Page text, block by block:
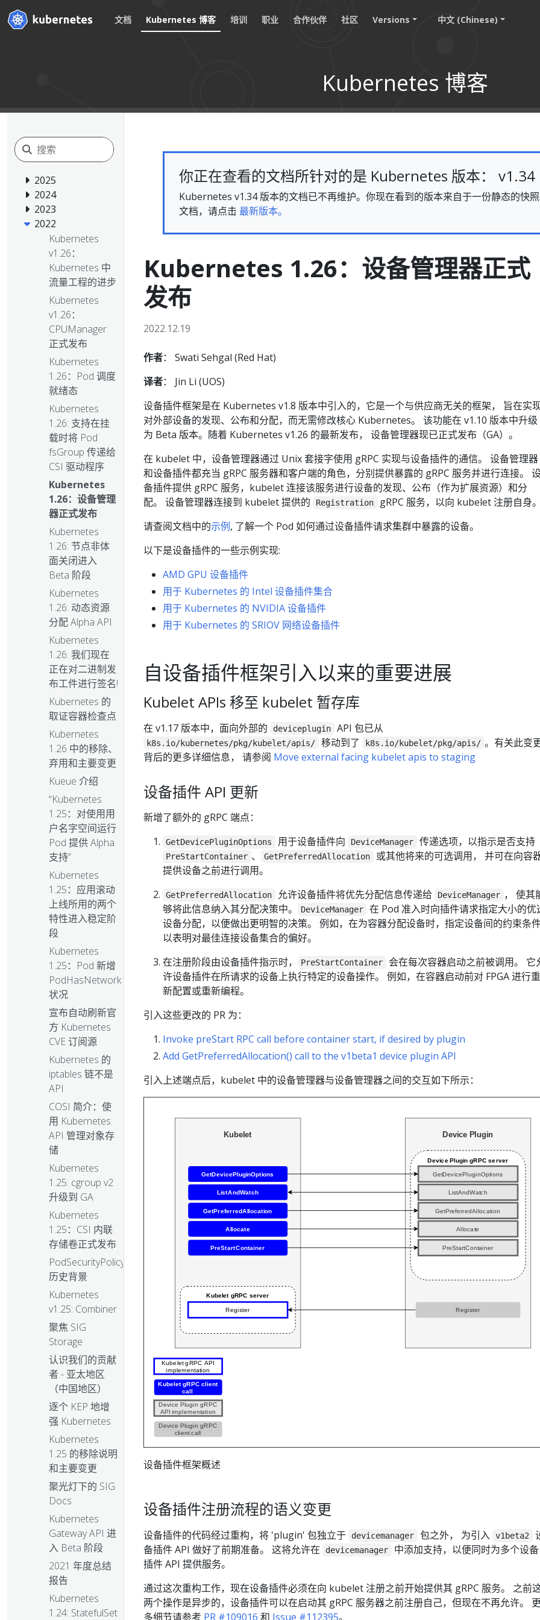
文档 Kubernetes 博客 培训 职业 合作伙伴 社区 Versions 中文 (Chinese)
Kubernetes 博客
2025
2024
2023
2022
Kubernetes
v1.26：
Kubernetes 中
流量工程的进步
Kubernetes
v1.26：
CPUManager
正式发布
Kubernetes
1.26：Pod 调度
就绪态
Kubernetes
1.26: 支持在挂
载时将 Pod
fsGroup 传递给
CSI 驱动程序
Kubernetes
1.26：设备管理
器正式发布
Kubernetes
1.26: 节点非体
面关闭进入
Beta 阶段
Kubernetes
1.26: 动态资源
分配 Alpha API
Kubernetes
1.26: 我们现在
正在对二进制发
布工件进行签名!
Kubernetes 的
取证容器检查点
Kubernetes
1.26 中的移除、
弃用和主要变更
Kueue 介绍
“Kubernetes
1.25：对使用用
户名字空间运行
Pod 提供 Alpha
支持”
Kubernetes
1.25：应用滚动
上线所用的两个
特性进入稳定阶
段
Kubernetes
1.25：Pod 新增
PodHasNetwork
状况
宣布自动刷新官
方 Kubernetes
CVE 订阅源
Kubernetes 的
iptables 链不是
API
COSI 简介：使
用 Kubernetes
API 管理对象存
储
Kubernetes
1.25: cgroup v2
升级到 GA
Kubernetes
1.25：CSI 内联
存储卷正式发布
PodSecurityPolicy：
历史背景
Kubernetes
v1.25: Combiner
聚焦 SIG
Storage
认识我们的贡献
者 - 亚太地区
（中国地区）
逐个 KEP 地增
强 Kubernetes
Kubernetes
1.25 的移除说明
和主要变更
聚光灯下的 SIG
Docs
Kubernetes
Gateway API 进
入 Beta 阶段
2021 年度总结
报告
Kubernetes
1.24: StatefulSet
你正在查看的文档所针对的是 Kubernetes 版本： v1.34
Kubernetes v1.34 版本的文档已不再维护。你现在看到的版本来自于一份静态的快
文档，请点击 最新版本。
Kubernetes 1.26：设备管理器正式
发布
2022.12.19
作者： Swati Sehgal (Red Hat)
译者： Jin Li (UOS)
设备插件框架是在 Kubernetes v1.8 版本中引入的，它是一个与供应商无关的框架， 旨在实
对外部设备的发现、公布和分配，而无需修改核心 Kubernetes。 该功能在 v1.10 版本中升级
为 Beta 版本。随着 Kubernetes v1.26 的最新发布， 设备管理器现已正式发布（GA）。
在 kubelet 中，设备管理器通过 Unix 套接字使用 gRPC 实现与设备插件的通信。 设备管理器
和设备插件都充当 gRPC 服务器和客户端的角色，分别提供暴露的 gRPC 服务并进行连接。
备插件提供 gRPC 服务，kubelet 连接该服务进行设备的发现、公布（作为扩展资源）和分
配。 设备管理器连接到 kubelet 提供的
Registration
gRPC 服务，以向 kubelet 注册自身。
请查阅文档中的示例, 了解一个 Pod 如何通过设备插件请求集群中暴露的设备。
以下是设备插件的一些示例实现:
AMD GPU 设备插件
用于 Kubernetes 的 Intel 设备插件集合
用于 Kubernetes 的 NVIDIA 设备插件
用于 Kubernetes 的 SRIOV 网络设备插件
自设备插件框架引入以来的重要进展
Kubelet APIs 移至 kubelet 暂存库
在 v1.17 版本中，面向外部的 deviceplugin API 包已从
k8s.io/kubernetes/pkg/kubelet/apis/ 移动到了 k8s.io/kubelet/pkg/apis/ 。有关此变
背后的更多详细信息， 请参阅 Move external facing kubelet apis to staging
设备插件 API 更新
新增了额外的 gRPC 端点：
GetDevicePluginOptions 用于设备插件向 DeviceManager 传递选项，以指示是否支持
PreStartContainer 、 GetPreferredAllocation
或其他将来的可选调用， 并可在向容
提供设备之前进行调用。
GetPreferredAllocation 允许设备插件将优先分配信息传递给 DeviceManager ， 使其
够将此信息纳入其分配决策中。
DeviceManager
在 Pod 准入时向插件请求指定大小的优
设备分配，以便做出更明智的决策。 例如，在为容器分配设备时，指定设备间的约束条
以表明对最佳连接设备集合的偏好。
在注册阶段由设备插件指示时，
PreStartContainer
会在每次容器启动之前被调用。 它
许设备插件在所请求的设备上执行特定的设备操作。 例如，在容器启动前对 FPGA 进行重
新配置或重新编程。
引入这些更改的 PR 为：
Invoke preStart RPC call before container start, if desired by plugin
Add GetPreferredAllocation() call to the v1beta1 device plugin API
引入上述端点后，kubelet 中的设备管理器与设备管理器之间的交互如下所示：
设备插件框架概述
设备插件注册流程的语义变更
设备插件的代码经过重构，将 'plugin' 包独立于 devicemanager 包之外， 为引入 v1beta2
备插件 API 做好了前期准备。 这将允许在
devicemanager
中添加支持，以便同时为多个设备
插件 API 提供服务。
通过这次重构工作，现在设备插件必须在向 kubelet 注册之前开始提供其 gRPC 服务。 之前
两个操作是异步的，设备插件可以在启动其 gRPC 服务器之前注册自己，但现在不再允许。 更
多细节请参考 PR #109016 和 Issue #112395。